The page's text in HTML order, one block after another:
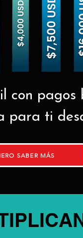
con pagos
para ti
SABER MÁS